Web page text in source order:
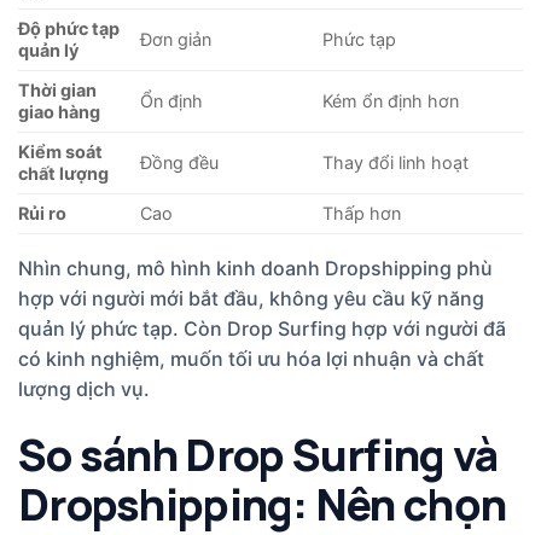
Độ phức tạp
quản lý
Đơn giản Phức tạp
Thời gian
giao hàng
Ổn định Kém ổn định hơn
Kiểm soát
chất lượng
Đồng đều Thay đổi linh hoạt
Rủi ro Cao Thấp hơn
Nhìn chung, mô hình kinh doanh Dropshipping phù
hợp với người mới bắt đầu, không yêu cầu kỹ năng
quản lý phức tạp. Còn Drop Surfing hợp với người đã
có kinh nghiệm, muốn tối ưu hóa lợi nhuận và chất
lượng dịch vụ.
So sánh Drop Surfing và
Dropshipping: Nên chọn